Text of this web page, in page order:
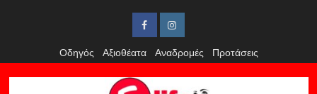
FacebookInstagram
Οδηγός
Αξιοθέατα Αναδρομές Προτάσεις